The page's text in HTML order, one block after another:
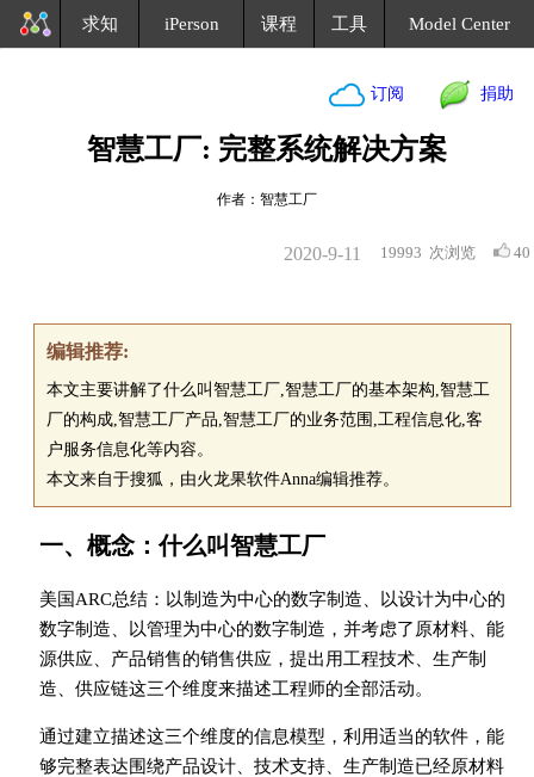
求知 iPerson 课程 工具 Model Center
订阅 捐助
智慧工厂: 完整系统解决方案
作者：智慧工厂
19993 次浏览 40
2020-9-11
编辑推荐:
本文主要讲解了什么叫智慧工厂,智慧工厂的基本架构,智慧工
厂的构成,智慧工厂产品,智慧工厂的业务范围,工程信息化,客
户服务信息化等内容。
本文来自于搜狐，由火龙果软件Anna编辑推荐。
一、概念：什么叫智慧工厂
美国ARC总结：以制造为中心的数字制造、以设计为中心的
数字制造、以管理为中心的数字制造，并考虑了原材料、能
源供应、产品销售的销售供应，提出用工程技术、生产制
造、供应链这三个维度来描述工程师的全部活动。
通过建立描述这三个维度的信息模型，利用适当的软件，能
够完整表达围绕产品设计、技术支持、生产制造已经原材料